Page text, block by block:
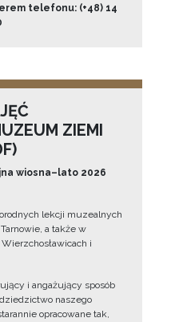
telefonu: (+48) 14
ZIEMI
wiosna–lato 2026
lekcji muzealnych
a także w
i
i angażujący sposób
naszego
opracowane tak,